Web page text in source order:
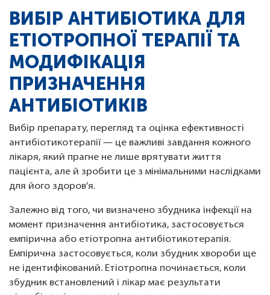
ВИБІР АНТИБІОТИКА ДЛЯ
ЕТІОТРОПНОЇ ТЕРАПІЇ ТА
МОДИФІКАЦІЯ
ПРИЗНАЧЕННЯ
АНТИБІОТИКІВ
Вибір препарату, перегляд та оцінка ефективності
антибіотикотерапії — це важливі завдання кожного
лікаря, який прагне не лише врятувати життя
пацієнта, але й зробити це з мінімальними наслідками
для його здоров'я.
Залежно від того, чи визначено збудника інфекції на
момент призначення антибіотика, застосовується
емпірична або етіотропна антибіотикотерапія.
Емпірична застосовується, коли збудник хвороби ще
не ідентифікований. Етіотропна починається, коли
збудник встановлений і лікар має результати